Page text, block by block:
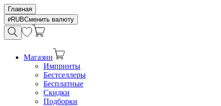
Главная
RUBСменить валюту
Магазин
Импринты
Бестселлеры
Бесплатные
Скидки
Подборки